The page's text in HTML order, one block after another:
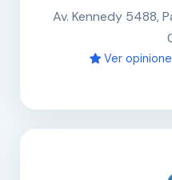
Av. Kennedy 5488,
Ver